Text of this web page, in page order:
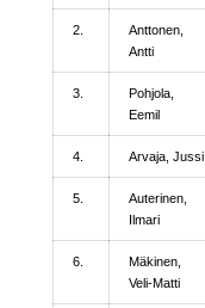
2.
Anttonen,
Antti
3.
Pohjola,
Eemil
4. Arvaja, Jussi
5.
Auterinen,
Ilmari
6.
Mäkinen,
Veli-Matti